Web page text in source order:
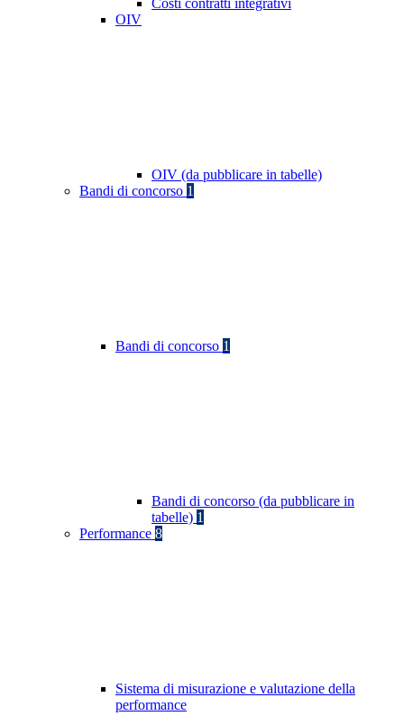
Costi contratti integrativi
OIV
OIV (da pubblicare in tabelle)
Bandi di concorso 1
Bandi di concorso 1
Bandi di concorso (da pubblicare in
tabelle) 1
Performance 8
Sistema di misurazione e valutazione della
performance